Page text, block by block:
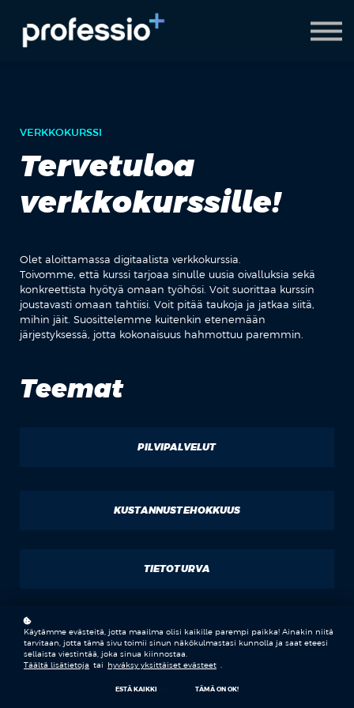
AI Coach
Pyydä demo
VERKKOKURSSI
Tervetuloa
verkkokurssille!
Olet aloittamassa digitaalista verkkokurssia.
Toivomme, että kurssi tarjoaa sinulle uusia oivalluksia sekä
konkreettista hyötyä omaan työhösi. Voit suorittaa kurssin
joustavasti omaan tahtiisi. Voit pitää taukoja ja jatkaa siitä,
mihin jäit. Suosittelemme kuitenkin etenemään
järjestyksessä, jotta kokonaisuus hahmottuu paremmin.
Teemat
PILVIPALVELUT
KUSTANNUSTEHOKKUUS
TIETOTURVA
SKAALAUTUVUUS
PILVIARKKITEHTUURI
Käytämme evästeitä, jotta maailma olisi kaikille parempi paikka! Ainakin niitä
tarvitaan, jotta tämä sivu toimii sinun näkökulmastasi kunnolla ja saat eteesi
sellaista viestintää, joka sinua kiinnostaa.
Täältä lisätietoja tai hyväksy yksittäiset evästeet
ESTÄ KAIKKI TÄMÄ ON OK!